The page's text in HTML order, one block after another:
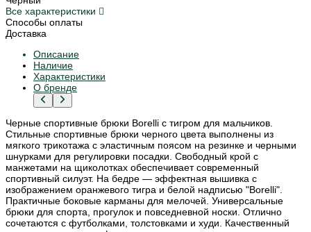
Все характеристики
Способы оплаты
Доставка
Описание
Наличие
Характеристики
О бренде
Черные спортивные брюки Borelli с тигром для мальчиков.
Стильные спортивные брюки черного цвета выполнены из
мягкого трикотажа с эластичным поясом на резинке и черными
шнурками для регулировки посадки. Свободный крой с
манжетами на щиколотках обеспечивает современный
спортивный силуэт. На бедре — эффектная вышивка с
изображением оранжевого тигра и белой надписью "Borelli".
Практичные боковые карманы для мелочей. Универсальные
брюки для спорта, прогулок и повседневной носки. Отлично
сочетаются с футболками, толстовками и худи. Качественный